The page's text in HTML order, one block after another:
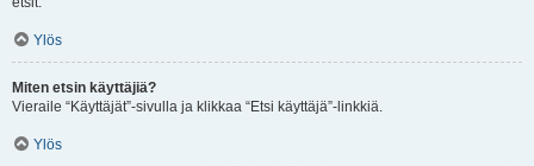
Ylös
Miten etsin käyttäjiä?
Vieraile “Käyttäjät”-sivulla ja klikkaa “Etsi käyttäjä”-linkkiä.
Ylös